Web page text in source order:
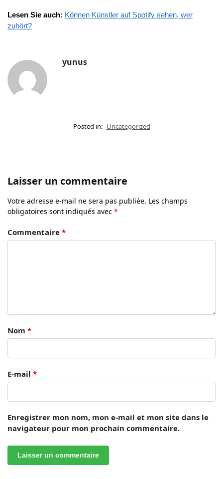
Lesen Sie auch: Können Künstler auf Spotify sehen, wer
zuhört?
yunus
Posted in: Uncategorized
Laisser un commentaire
Votre adresse e-mail ne sera pas publiée. Les champs
obligatoires sont indiqués avec *
Commentaire *
Nom *
E-mail *
Enregistrer mon nom, mon e-mail et mon site dans le
navigateur pour mon prochain commentaire.